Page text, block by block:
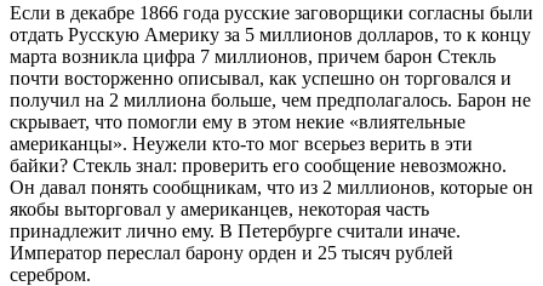
Если в декабре 1866 года русские заговорщики согласны были
отдать Русскую Америку за 5 миллионов долларов, то к концу
марта возникла цифра 7 миллионов, причем барон Стекль
почти восторженно описывал, как успешно он торговался и
получил на 2 миллиона больше, чем предполагалось. Барон не
скрывает, что помогли ему в этом некие «влиятельные
американцы». Неужели кто-то мог всерьез верить в эти
байки? Стекль знал: проверить его сообщение невозможно.
Он давал понять сообщникам, что из 2 миллионов, которые он
якобы выторговал у американцев, некоторая часть
принадлежит лично ему. В Петербурге считали иначе.
Император переслал барону орден и 25 тысяч рублей
серебром.